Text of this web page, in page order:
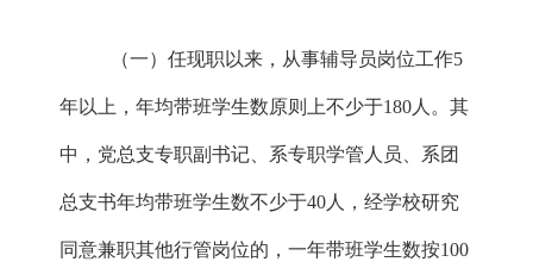
（一）任现职以来，从事辅导员岗位工作5
年以上，年均带班学生数原则上不少于180人。 其
中，党总支专职副书记、系专职学管人员、系团
总支书年均带班学生数不少于40人，经学校研究
同意兼职其他行管岗位的，一年带班学生数按100